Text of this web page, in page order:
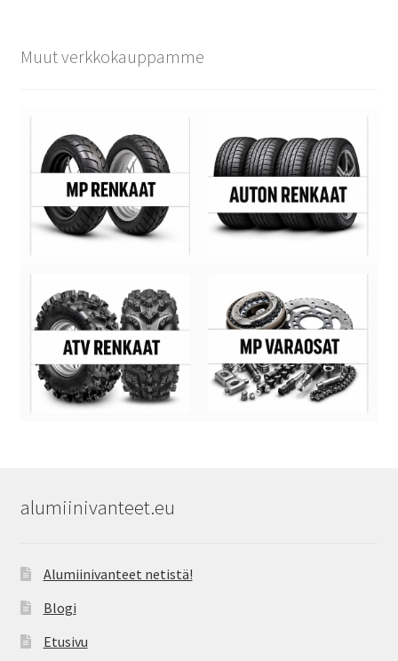
Muut verkkokauppamme
alumiinivanteet.eu
Alumiinivanteet netistä!
Blogi
Etusivu